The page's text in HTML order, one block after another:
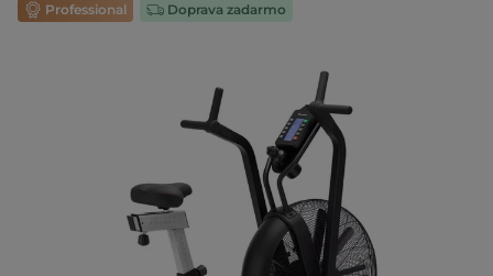
Professional Doprava zadarmo